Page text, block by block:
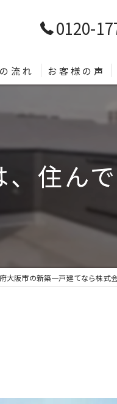
0120-
流れ お客様の声
住ん
大阪市の新築一戸建てなら株式